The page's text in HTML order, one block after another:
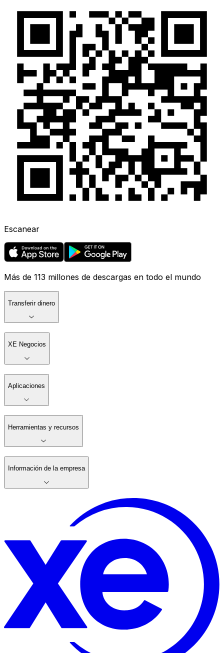
Escanear
Más de 113 millones de descargas en todo el mundo
Transferir dinero
XE Negocios
Aplicaciones
Herramientas y recursos
Información de la empresa